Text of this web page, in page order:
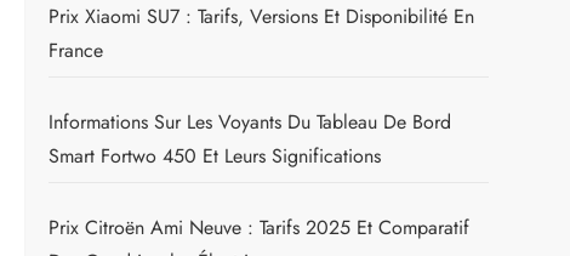
Prix Xiaomi SU7 : Tarifs, Versions Et Disponibilité En
France
Informations Sur Les Voyants Du Tableau De Bord
Smart Fortwo 450 Et Leurs Significations
Prix Citroën Ami Neuve : Tarifs 2025 Et Comparatif